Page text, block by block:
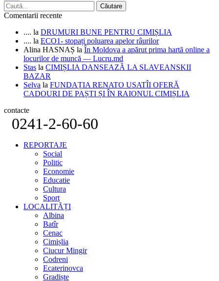
Comentarii recente
.... la DRUMURI BUNE PENTRU CIMIȘLIA
.... la ECO1- stopați poluarea apelor râurilor
Alina HASNAȘ la În Moldova a apărut prima hartă online a
locurilor de muncă — Lucru.md
Stas la CIMIȘLIA DANSEAZĂ LA SLAVEANSKII
BAZAR
Selva la FUNDAȚIA RENATO USATÎI OFERĂ
CADOURI DE PAȘTI ȘI ÎN RAIONUL CIMIȘLIA
contacte
0241-2-60-60
REPORTAJE
Social
Politic
Economie
Educatie
Cultura
Sport
LOCALITĂȚI
Albina
Batîr
Cenac
Cimișlia
Ciucur Mingir
Codreni
Ecaterinovca
Gradiște